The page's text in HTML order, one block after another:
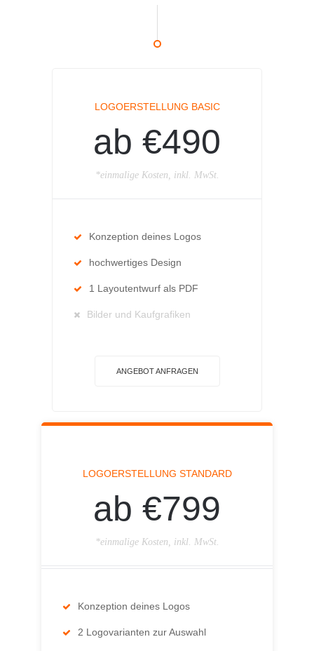
LOGOERSTELLUNG BASIC
ab €490
*einmalige Kosten, inkl. MwSt.
Konzeption deines Logos
hochwertiges Design
1 Layoutentwurf als PDF
Bilder und Kaufgrafiken
ANGEBOT ANFRAGEN
LOGOERSTELLUNG STANDARD
ab €799
*einmalige Kosten, inkl. MwSt.
Konzeption deines Logos
2 Logovarianten zur Auswahl